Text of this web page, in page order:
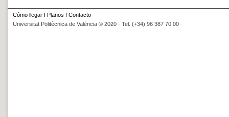
Cómo llegar I Planos I Contacto
Universitat Politècnica de València © 2020 · Tel. (+34) 96 387 70 00